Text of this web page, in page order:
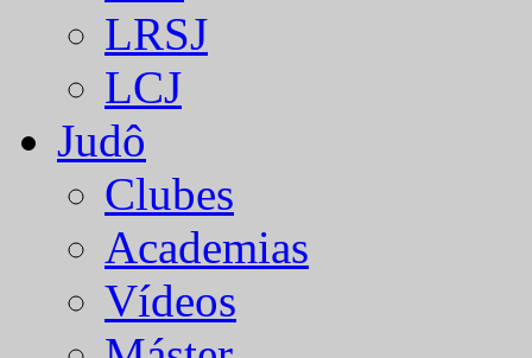
LRSJ
LCJ
Judô
Clubes
Academias
Vídeos